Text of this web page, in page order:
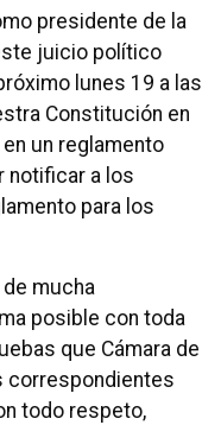
presidente de la
juicio político
lunes 19 a las
Constitución en
un reglamento
notificar a los
para los
mucha
posible con toda
que Cámara de
correspondientes
todo respeto,